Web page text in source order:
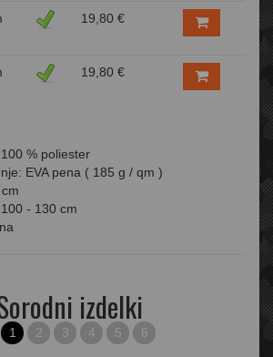
19,80 €
19,80 €
% poliester
EVA pena ( 185 g / qm )
- 130 cm
izdelki
1 2 3 4 5 6